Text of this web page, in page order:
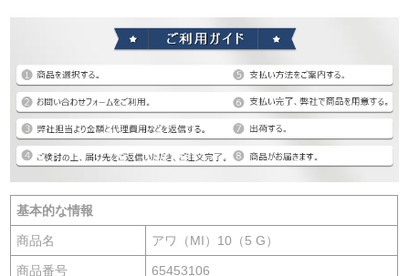
基本的な情報
商品名 アワ（MI）10（5 G）
商品番号 65453106